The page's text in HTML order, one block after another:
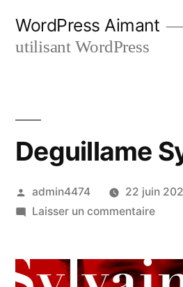
WordPress Aimant
utilisant WordPress
Deguillame
Publié
par
admin4474
22 juin
Laisser un commentairesur